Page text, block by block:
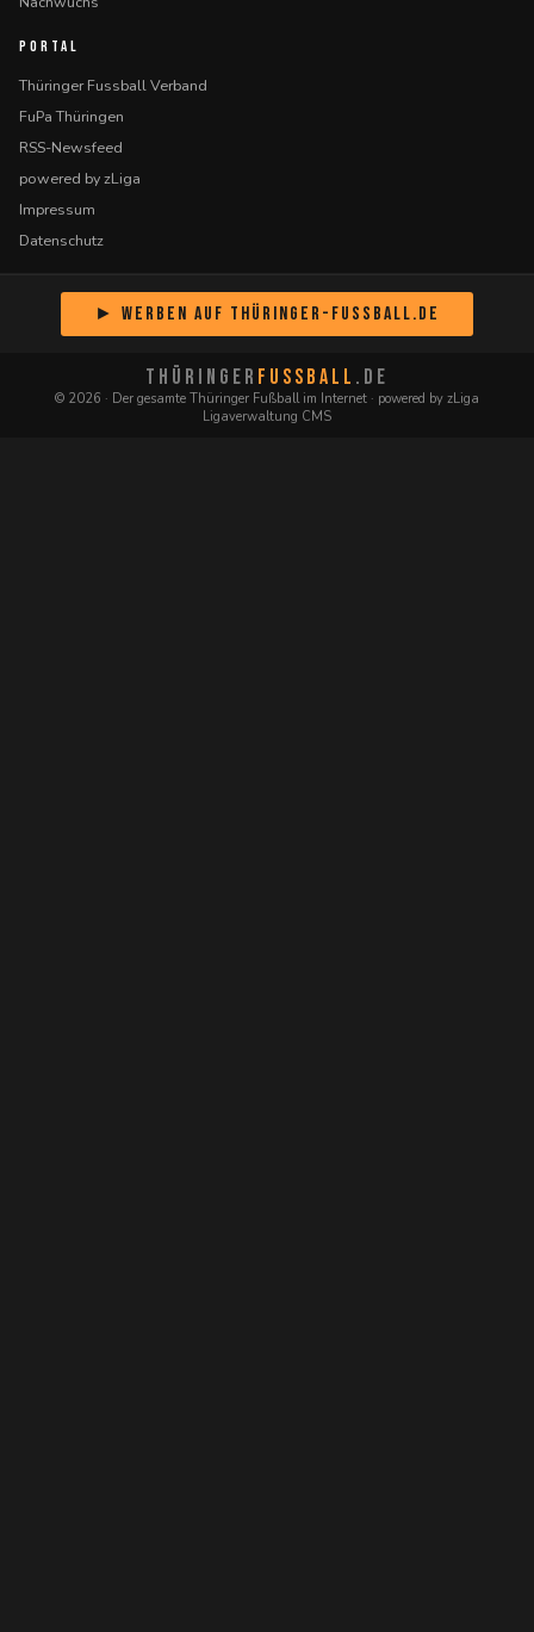
PORTAL
Thüringer Fussball Verband
FuPa Thüringen
RSS-Newsfeed
powered by zLiga
Impressum
Datenschutz
► Werben auf Thüringer-Fussball.de
THÜRINGER FUSSBALL .DE
© 2026 · Der gesamte Thüringer Fußball im Internet · powered by zLiga
Ligaverwaltung CMS